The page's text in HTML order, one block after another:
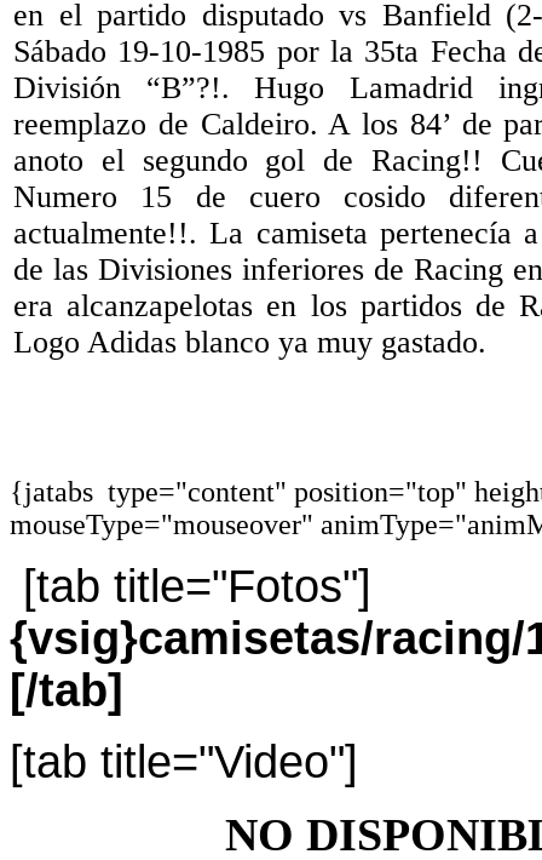
en el partido disputado vs Banfield
Sábado 19-10-1985 por la 35ta Fecha
División “B”?!. Hugo Lamadrid
reemplazo de Caldeiro. A los 84’ de
anoto el segundo gol de Racing!!
Numero 15 de cuero cosido
actualmente!!. La camiseta pertenecía
de las Divisiones inferiores de Racing
era alcanzapelotas en los partidos de
Logo Adidas blanco ya muy gastado.
{jatabs type="content" position="top"
mouseType="mouseover"
[tab title="Fotos"]
{vsig}camisetas/racing/
[/tab]
[tab title="Video"]
NO